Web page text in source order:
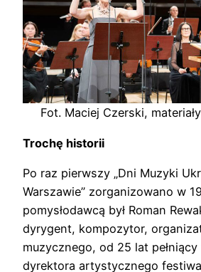
Fot. Maciej Czerski,
Trochę historii
Po raz pierwszy „Dni Muzyki
Warszawie” zorganizowano w
pomysłodawcą był Roman
dyrygent, kompozytor,
muzycznego, od 25 lat
dyrektora artystycznego